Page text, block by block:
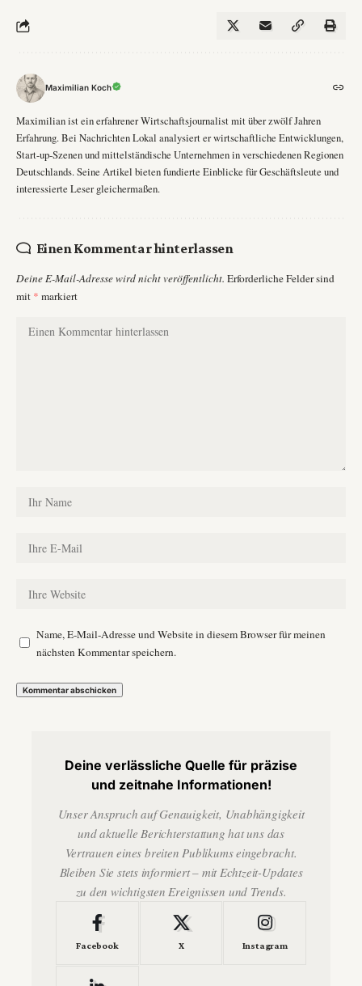
Maximilian Koch
Maximilian ist ein erfahrener Wirtschaftsjournalist mit über zwölf Jahren
Erfahrung. Bei Nachrichten Lokal analysiert er wirtschaftliche Entwicklungen,
Start-up-Szenen und mittelständische Unternehmen in verschiedenen Regionen
Deutschlands. Seine Artikel bieten fundierte Einblicke für Geschäftsleute und
interessierte Leser gleichermaßen.
Einen Kommentar hinterlassen
Deine E-Mail-Adresse wird nicht veröffentlicht. Erforderliche Felder sind
mit * markiert
Name, E-Mail-Adresse und Website in diesem Browser für meinen
nächsten Kommentar speichern.
Deine verlässliche Quelle für präzise
und zeitnahe Informationen!
Unser Anspruch auf Genauigkeit, Unabhängigkeit
und aktuelle Berichterstattung hat uns das
Vertrauen eines breiten Publikums eingebracht.
Bleiben Sie stets informiert – mit Echtzeit-Updates
zu den wichtigsten Ereignissen und Trends.
Facebook X Instagram